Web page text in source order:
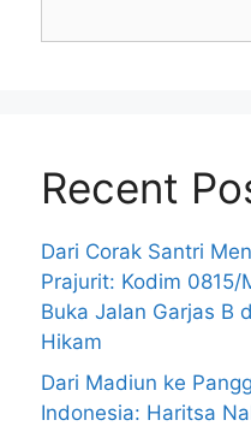
Recent
Dari Corak Santri
Prajurit: Kodim 0815/
Buka Jalan Garjas B
Hikam
Dari Madiun ke
Indonesia: Haritsa